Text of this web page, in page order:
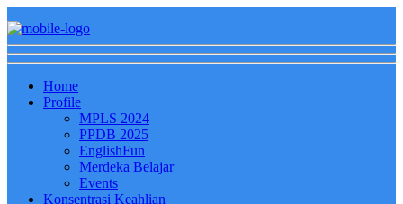
Home
Profile
MPLS 2024
PPDB 2025
EnglishFun
Merdeka Belajar
Events
Konsentrasi Keahlian